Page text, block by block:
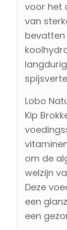
voor het
van
bevatten
Lobo
Kip
om de
welzijn
Deze
een
een